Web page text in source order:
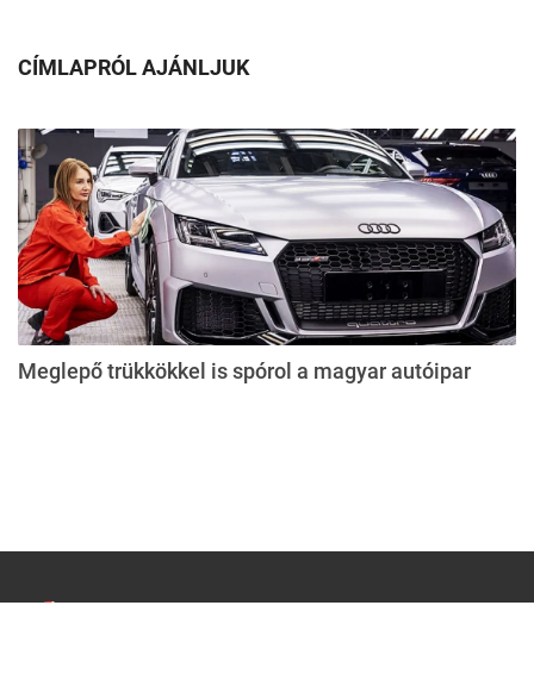
CÍMLAPRÓL AJÁNLJUK
Meglepő trükkökkel is spórol a magyar autóipar